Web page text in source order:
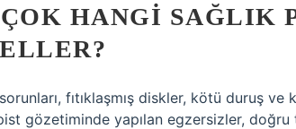
HANGI SAĞLIK
fıtıklaşmış diskler, kötü duruş ve
gözetiminde yapılan egzersizler,